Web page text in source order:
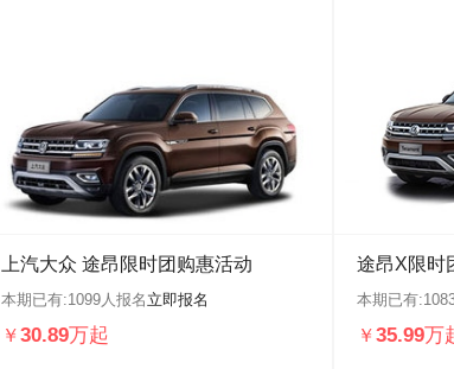
上汽大众 途昂限时团购惠活动
本期已有:1099人报名 立即报名
￥30.89万起
途昂X限时
本期已有:
￥35.99万